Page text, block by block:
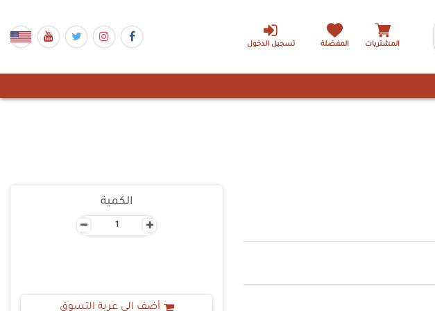
تسجيل الدخول المشتريات المفضلة
الكمية
- +
أضف الى عربة التسوق